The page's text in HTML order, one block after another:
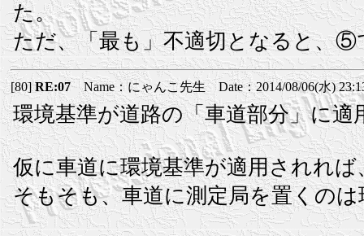
た。
ただ、「最も」不適切となると、
[80]RE:07Name：にゃんこ先生 Date：2014/08/06(水)
環境基準が道路の「車道部分」に
仮に車道に環境基準が適用されれ
そもそも、車道に測定局を置くの